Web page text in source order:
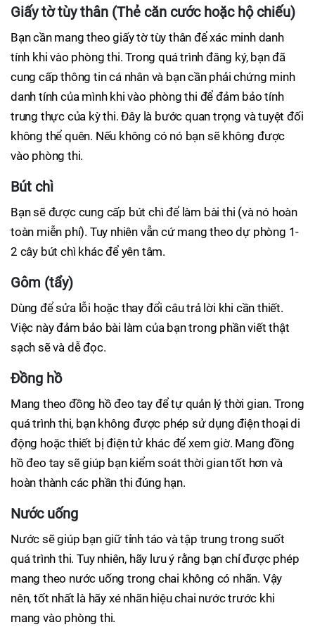
Giấy tờ tùy thân (Thẻ căn cước hoặc hộ chiếu)
Bạn cần mang theo giấy tờ tùy thân để xác minh danh
tính khi vào phòng thi. Trong quá trình đăng ký, bạn đã
cung cấp thông tin cá nhân và bạn cần phải chứng minh
danh tính của mình khi vào phòng thi để đảm bảo tính
trung thực của kỳ thi. Đây là bước quan trọng và tuyệt đối
không thể quên. Nếu không có nó bạn sẽ không được
vào phòng thi.
Bút chì
Bạn sẽ được cung cấp bút chì để làm bài thi (và nó hoàn
toàn miễn phí). Tuy nhiên vẫn cứ mang theo dự phòng 1-
2 cây bút chì khác để yên tâm.
Gôm (tẩy)
Dùng để sửa lỗi hoặc thay đổi câu trả lời khi cần thiết.
Việc này đảm bảo bài làm của bạn trong phần viết thật
sạch sẽ và dễ đọc.
Đồng hồ
Mang theo đồng hồ đeo tay để tự quản lý thời gian. Trong
quá trình thi, bạn không được phép sử dụng điện thoại di
động hoặc thiết bị điện tử khác để xem giờ. Mang đồng
hồ đeo tay sẽ giúp bạn kiểm soát thời gian tốt hơn và
hoàn thành các phần thi đúng hạn.
Nước uống
Nước sẽ giúp bạn giữ tỉnh táo và tập trung trong suốt
quá trình thi. Tuy nhiên, hãy lưu ý rằng bạn chỉ được phép
mang theo nước uống trong chai không có nhãn. Vậy
nên, tốt nhất là hãy xé nhãn hiệu chai nước trước khi
mang vào phòng thi.